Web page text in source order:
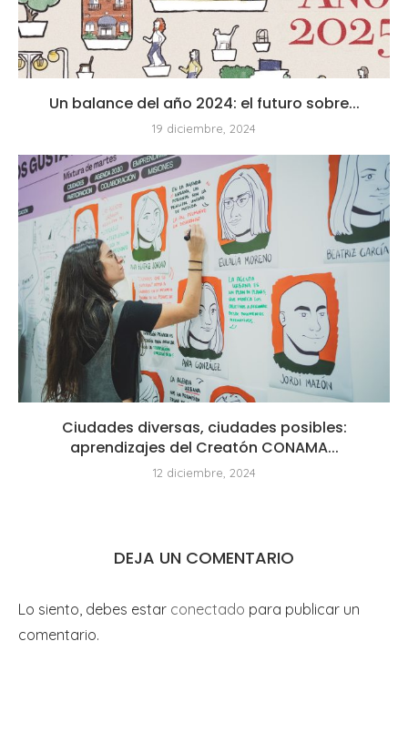
Un balance del año 2024: el futuro sobre...
19 diciembre, 2024
Ciudades diversas, ciudades posibles:
aprendizajes del Creatón CONAMA...
12 diciembre, 2024
DEJA UN COMENTARIO
Lo siento, debes estar conectado para publicar un
comentario.